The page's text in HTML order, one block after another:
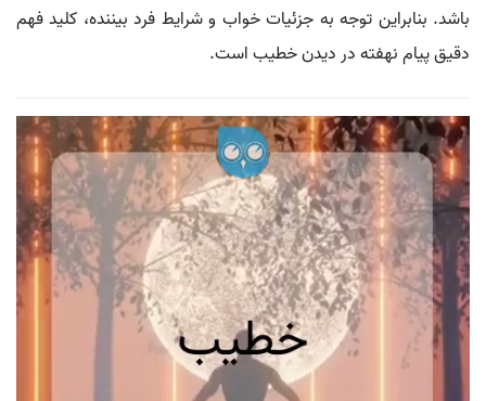
باشد. بنابراین توجه به جزئیات خواب و شرایط فرد بیننده، کلید فهم
دقیق پیام نهفته در دیدن خطیب است.